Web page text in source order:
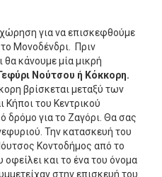
για να επισκεφθούμε
Μονοδένδρι. Πριν
κάνουμε μία μικρή
Γεφύρι Νούτσου ή Κόκκορη.
βρίσκεται μεταξύ των
του Κεντρικού
δρόμο για το Ζαγόρι. Θα σας
Την κατασκευή του
Κοντοδήμος από το
και το ένα του όνομα
στην επισκευή του